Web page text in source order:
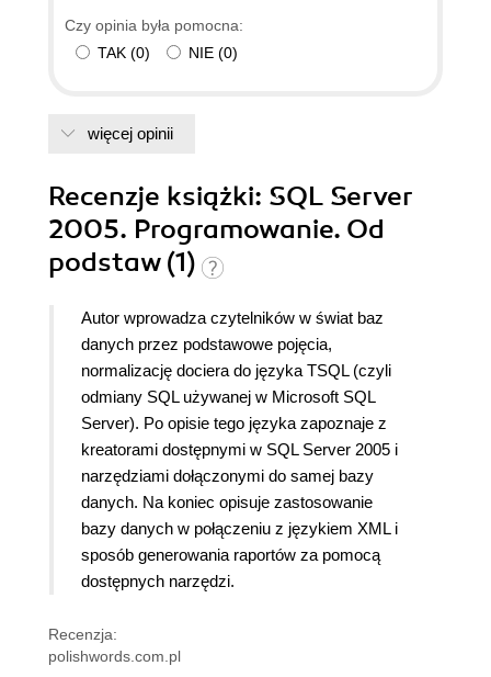
Czy opinia była pomocna:
TAK (0) NIE (0)
więcej opinii
Recenzje książki: SQL Server
2005. Programowanie. Od
podstaw (1)
Autor wprowadza czytelników w świat baz
danych przez podstawowe pojęcia,
normalizację dociera do języka TSQL (czyli
odmiany SQL używanej w Microsoft SQL
Server). Po opisie tego języka zapoznaje z
kreatorami dostępnymi w SQL Server 2005 i
narzędziami dołączonymi do samej bazy
danych. Na koniec opisuje zastosowanie
bazy danych w połączeniu z językiem XML i
sposób generowania raportów za pomocą
dostępnych narzędzi.
Recenzja:
polishwords.com.pl